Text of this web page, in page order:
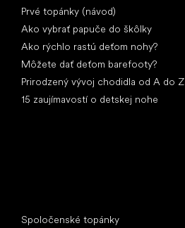
Prvé topánky (návod)
Ako vybrať papuče do škôlky
Ako rýchlo rastú deťom nohy?
Môžete dať deťom barefooty?
Prirodzený vývoj chodidla od A do Z
15 zaujímavostí o detskej nohe
Spoločenské topánky